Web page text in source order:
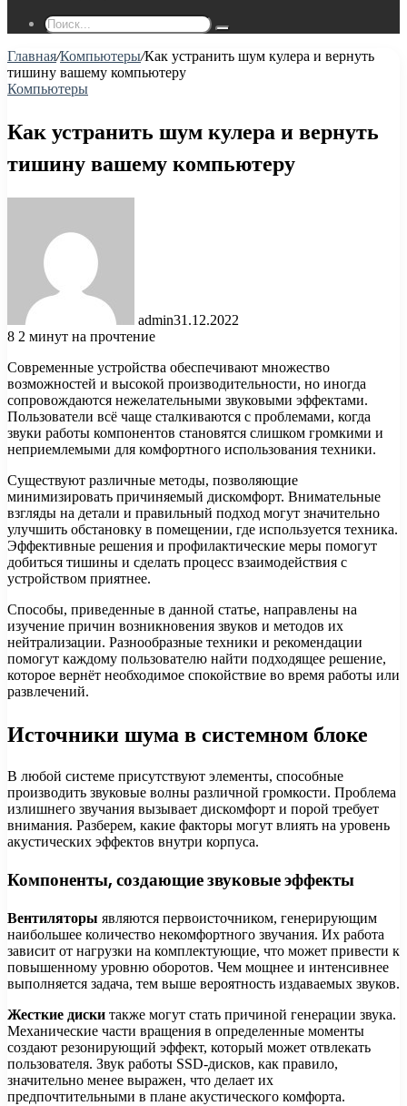
Поиск...
Главная/Компьютеры/Как устранить шум кулера и вернуть
тишину вашему компьютеру
Компьютеры
Как устранить шум кулера и вернуть
тишину вашему компьютеру
admin31.12.2022
8 2 минут на прочтение
Современные устройства обеспечивают множество
возможностей и высокой производительности, но иногда
сопровождаются нежелательными звуковыми эффектами.
Пользователи всё чаще сталкиваются с проблемами, когда
звуки работы компонентов становятся слишком громкими и
неприемлемыми для комфортного использования техники.
Существуют различные методы, позволяющие
минимизировать причиняемый дискомфорт. Внимательные
взгляды на детали и правильный подход могут значительно
улучшить обстановку в помещении, где используется техника.
Эффективные решения и профилактические меры помогут
добиться тишины и сделать процесс взаимодействия с
устройством приятнее.
Способы, приведенные в данной статье, направлены на
изучение причин возникновения звуков и методов их
нейтрализации. Разнообразные техники и рекомендации
помогут каждому пользователю найти подходящее решение,
которое вернёт необходимое спокойствие во время работы или
развлечений.
Источники шума в системном блоке
В любой системе присутствуют элементы, способные
производить звуковые волны различной громкости. Проблема
излишнего звучания вызывает дискомфорт и порой требует
внимания. Разберем, какие факторы могут влиять на уровень
акустических эффектов внутри корпуса.
Компоненты, создающие звуковые эффекты
Вентиляторы являются первоисточником, генерирующим
наибольшее количество некомфортного звучания. Их работа
зависит от нагрузки на комплектующие, что может привести к
повышенному уровню оборотов. Чем мощнее и интенсивнее
выполняется задача, тем выше вероятность издаваемых звуков.
Жесткие диски также могут стать причиной генерации звука.
Механические части вращения в определенные моменты
создают резонирующий эффект, который может отвлекать
пользователя. Звук работы SSD-дисков, как правило,
значительно менее выражен, что делает их
предпочтительными в плане акустического комфорта.